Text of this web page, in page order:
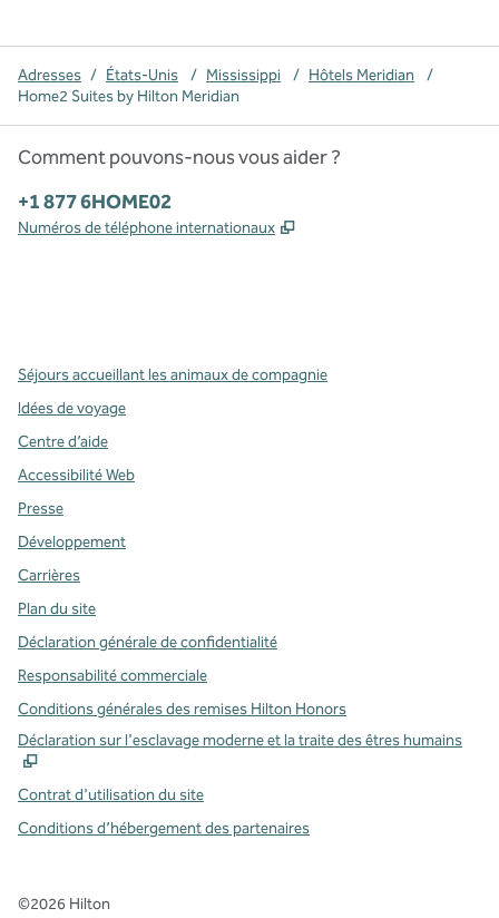
Adresses / États-Unis / Mississippi / Hôtels Meridian
/
Home2 Suites by Hilton Meridian
Comment pouvons-nous vous aider ?
Téléphone :
+1 877 6HOME02
Numéros de téléphone internationaux ,
Séjours accueillant les animaux de compagnie
Idées de voyage
Centre d’aide
Accessibilité Web
Presse
Développement
Carrières
Plan du site
Déclaration générale de confidentialité
Responsabilité commerciale
Conditions générales des remises Hilton Honors
Déclaration sur l'esclavage moderne et la traite des êtres humains
Contrat d'utilisation du site
Conditions d’hébergement des partenaires
©2026 Hilton